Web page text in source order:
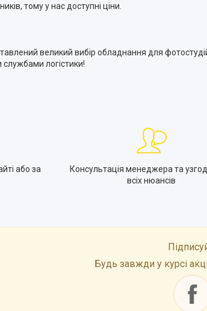
тому у нас доступні ціни.
великий вибір обладнання для
службами логістики!
або за
Консультація менеджера та
всіх нюансів
Будь завжди у курсі